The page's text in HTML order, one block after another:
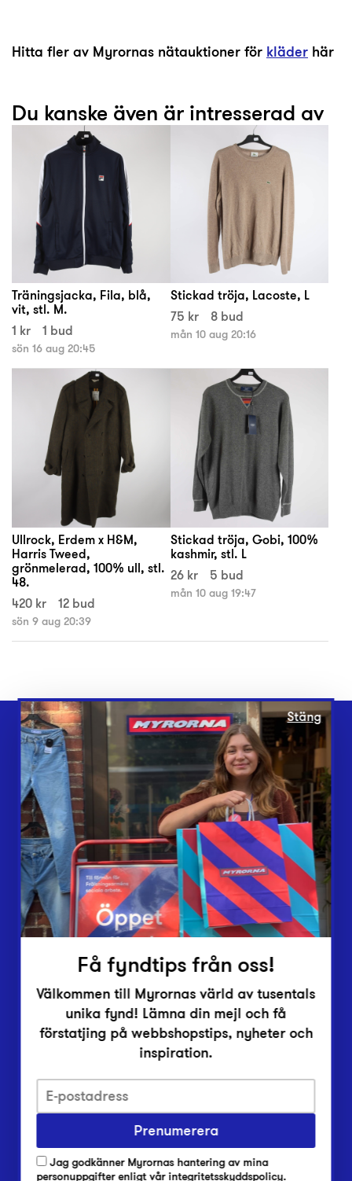
Hitta fler av Myrornas nätauktioner för kläder här
Du kanske även är intresserad av
Träningsjacka, Fila, blå,
vit, stl. M.
1 kr
1 bud
sön 16 aug 20:45
Stickad tröja, Lacoste, L
75 kr
8 bud
mån 10 aug 20:16
Ullrock, Erdem x H&M,
Harris Tweed,
grönmelerad, 100% ull, stl.
48.
420 kr
12 bud
sön 9 aug 20:39
Stickad tröja, Gobi, 100%
kashmir, stl. L
26 kr
5 bud
mån 10 aug 19:47
Webbshop
Butiker
Lämna in
Vårt överskott
Inlämningsplatser
Om Myrorna
Lediga jobb
Pressrum
Integritetsskyddspolicy
Har du frågor om onlineköp, leverans eller retur?
Har du frågor om vår verksamhet?
Stäng
Få fyndtips från oss!
Välkommen till Myrornas värld av tusentals
unika fynd! Lämna din mejl och få
förstatjing på webbshopstips, nyheter och
inspiration.
Prenumerera
Jag godkänner Myrornas hantering av mina
personuppgifter enligtvår integritetsskyddspolicy.